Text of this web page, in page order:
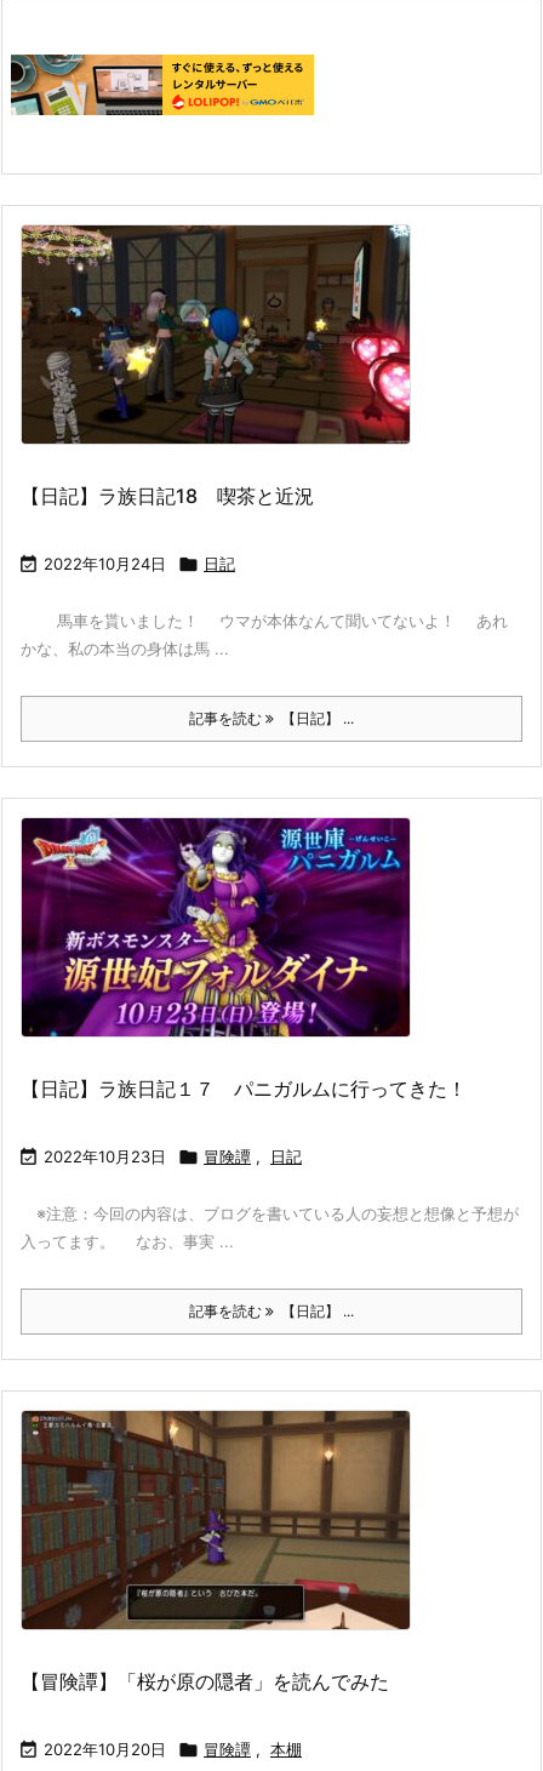
【日記】ラ族日記18 喫茶と近況
 2022年10月24日  日記
馬車を貰いました！ ウマが本体なんて聞いてないよ！ あれ
かな、私の本当の身体は馬 ...
記事を読む 【日記】 ...
【日記】ラ族日記１７ パニガルムに行ってきた！
 2022年10月23日  冒険譚 , 日記
※注意：今回の内容は、ブログを書いている人の妄想と想像と予想が
入ってます。 なお、事実 ...
記事を読む 【日記】 ...
【冒険譚】「桜が原の隠者」を読んでみた
 2022年10月20日  冒険譚 , 本棚